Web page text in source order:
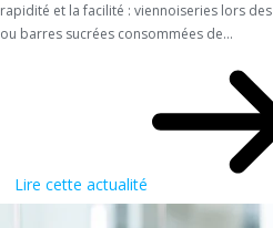
rapidité et la facilité : viennoiseries lors
ou barres sucrées consommées de...
Lire cette actualité